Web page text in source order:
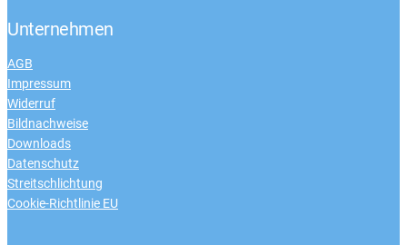
Unternehmen
AGB
Impressum
Widerruf
Bildnachweise
Downloads
Datenschutz
Streitschlichtung
Cookie-Richtlinie EU